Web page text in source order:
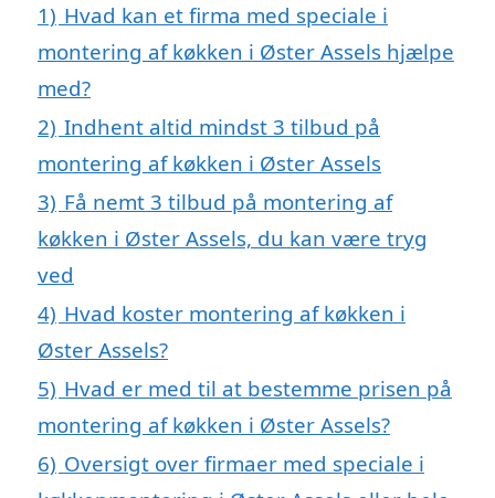
1) Hvad kan et firma med speciale i
montering af køkken i Øster Assels hjælpe
med?
2) Indhent altid mindst 3 tilbud på
montering af køkken i Øster Assels
3) Få nemt 3 tilbud på montering af
køkken i Øster Assels, du kan være tryg
ved
4) Hvad koster montering af køkken i
Øster Assels?
5) Hvad er med til at bestemme prisen på
montering af køkken i Øster Assels?
6) Oversigt over firmaer med speciale i